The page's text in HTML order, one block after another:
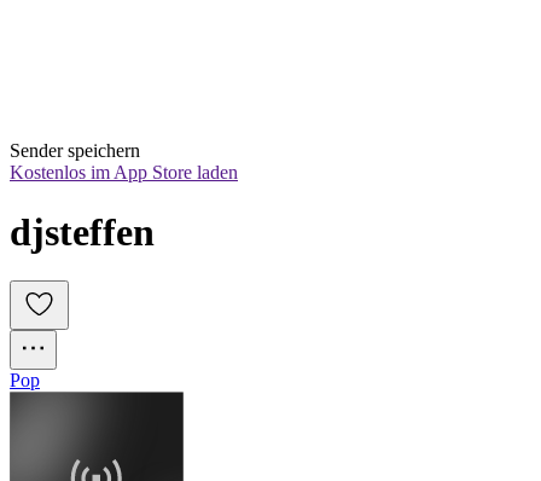
Sender speichern
Kostenlos im App Store laden
djsteffen
Pop